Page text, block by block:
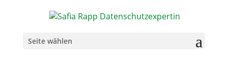
Seite wählen